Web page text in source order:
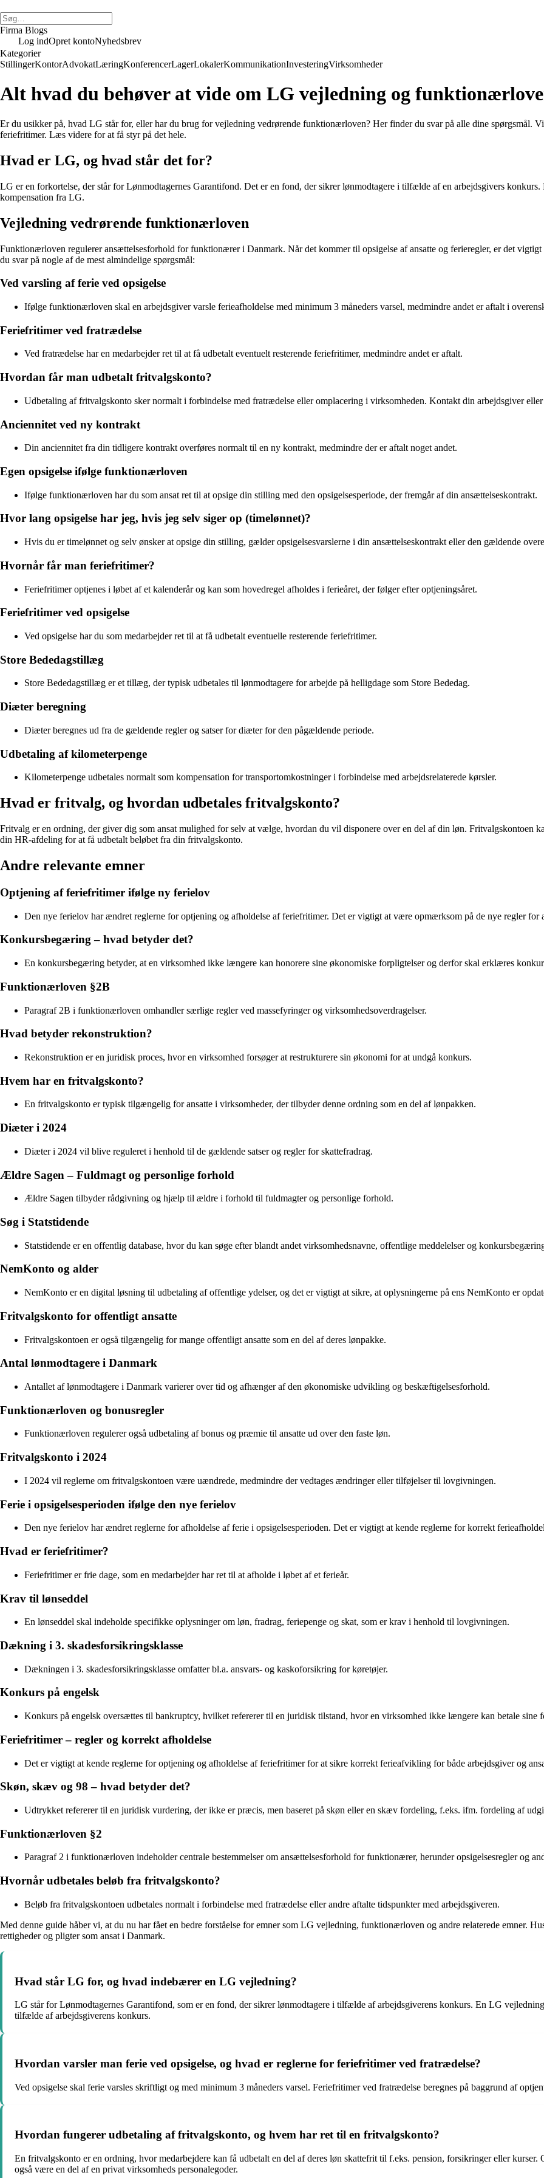
Firma Blogs
Log indOpret kontoNyhedsbrev
Kategorier
StillingerKontorAdvokatLæringKonferencerLagerLokalerKommunikationInvesteringVirksomheder
Alt hvad du behøver at vide om LG vejledning og
Er du usikker på, hvad LG står for, eller har du brug for vejledning vedrørende funktionærloven? Her finder du svar på alle dine spørgsmål.
feriefritimer. Læs videre for at få styr på det hele.
Hvad er LG, og hvad står det for?
LG er en forkortelse, der står for Lønmodtagernes Garantifond. Det er en fond, der sikrer lønmodtagere i tilfælde af en arbejdsgivers
kompensation fra LG.
Vejledning vedrørende funktionærloven
Funktionærloven regulerer ansættelsesforhold for funktionærer i Danmark. Når det kommer til opsigelse af ansatte og ferieregler, er det
du svar på nogle af de mest almindelige spørgsmål:
Ved varsling af ferie ved opsigelse
Ifølge funktionærloven skal en arbejdsgiver varsle ferieafholdelse med minimum 3 måneders varsel, medmindre andet er aftalt i
Feriefritimer ved fratrædelse
Ved fratrædelse har en medarbejder ret til at få udbetalt eventuelt resterende feriefritimer, medmindre andet er aftalt.
Hvordan får man udbetalt fritvalgskonto?
Udbetaling af fritvalgskonto sker normalt i forbindelse med fratrædelse eller omplacering i virksomheden. Kontakt din arbejdsgiver
Anciennitet ved ny kontrakt
Din anciennitet fra din tidligere kontrakt overføres normalt til en ny kontrakt, medmindre der er aftalt noget andet.
Egen opsigelse ifølge funktionærloven
Ifølge funktionærloven har du som ansat ret til at opsige din stilling med den opsigelsesperiode, der fremgår af din ansættelseskontrakt.
Hvor lang opsigelse har jeg, hvis jeg selv siger op (timelønnet)?
Hvis du er timelønnet og selv ønsker at opsige din stilling, gælder opsigelsesvarslerne i din ansættelseskontrakt eller den gældende
Hvornår får man feriefritimer?
Feriefritimer optjenes i løbet af et kalenderår og kan som hovedregel afholdes i ferieåret, der følger efter optjeningsåret.
Feriefritimer ved opsigelse
Ved opsigelse har du som medarbejder ret til at få udbetalt eventuelle resterende feriefritimer.
Store Bededagstillæg
Store Bededagstillæg er et tillæg, der typisk udbetales til lønmodtagere for arbejde på helligdage som Store Bededag.
Diæter beregning
Diæter beregnes ud fra de gældende regler og satser for diæter for den pågældende periode.
Udbetaling af kilometerpenge
Kilometerpenge udbetales normalt som kompensation for transportomkostninger i forbindelse med arbejdsrelaterede kørsler.
Hvad er fritvalg, og hvordan udbetales fritvalgskonto?
Fritvalg er en ordning, der giver dig som ansat mulighed for selv at vælge, hvordan du vil disponere over en del af din løn. Fritvalgskontoen
din HR-afdeling for at få udbetalt beløbet fra din fritvalgskonto.
Andre relevante emner
Optjening af feriefritimer ifølge ny ferielov
Den nye ferielov har ændret reglerne for optjening og afholdelse af feriefritimer. Det er vigtigt at være opmærksom på de nye regler for
Konkursbegæring – hvad betyder det?
En konkursbegæring betyder, at en virksomhed ikke længere kan honorere sine økonomiske forpligtelser og derfor skal erklæres
Funktionærloven §2B
Paragraf 2B i funktionærloven omhandler særlige regler ved massefyringer og virksomhedsoverdragelser.
Hvad betyder rekonstruktion?
Rekonstruktion er en juridisk proces, hvor en virksomhed forsøger at restrukturere sin økonomi for at undgå konkurs.
Hvem har en fritvalgskonto?
En fritvalgskonto er typisk tilgængelig for ansatte i virksomheder, der tilbyder denne ordning som en del af lønpakken.
Diæter i 2024
Diæter i 2024 vil blive reguleret i henhold til de gældende satser og regler for skattefradrag.
Ældre Sagen – Fuldmagt og personlige forhold
Ældre Sagen tilbyder rådgivning og hjælp til ældre i forhold til fuldmagter og personlige forhold.
Søg i Statstidende
Statstidende er en offentlig database, hvor du kan søge efter blandt andet virksomhedsnavne, offentlige meddelelser og
NemKonto og alder
NemKonto er en digital løsning til udbetaling af offentlige ydelser, og det er vigtigt at sikre, at oplysningerne på ens NemKonto er
Fritvalgskonto for offentligt ansatte
Fritvalgskontoen er også tilgængelig for mange offentligt ansatte som en del af deres lønpakke.
Antal lønmodtagere i Danmark
Antallet af lønmodtagere i Danmark varierer over tid og afhænger af den økonomiske udvikling og beskæftigelsesforhold.
Funktionærloven og bonusregler
Funktionærloven regulerer også udbetaling af bonus og præmie til ansatte ud over den faste løn.
Fritvalgskonto i 2024
I 2024 vil reglerne om fritvalgskontoen være uændrede, medmindre der vedtages ændringer eller tilføjelser til lovgivningen.
Ferie i opsigelsesperioden ifølge den nye ferielov
Den nye ferielov har ændret reglerne for afholdelse af ferie i opsigelsesperioden. Det er vigtigt at kende reglerne for korrekt
Hvad er feriefritimer?
Feriefritimer er frie dage, som en medarbejder har ret til at afholde i løbet af et ferieår.
Krav til lønseddel
En lønseddel skal indeholde specifikke oplysninger om løn, fradrag, feriepenge og skat, som er krav i henhold til lovgivningen.
Dækning i 3. skadesforsikringsklasse
Dækningen i 3. skadesforsikringsklasse omfatter bl.a. ansvars- og kaskoforsikring for køretøjer.
Konkurs på engelsk
Konkurs på engelsk oversættes til bankruptcy, hvilket refererer til en juridisk tilstand, hvor en virksomhed ikke længere kan betale sine
Feriefritimer – regler og korrekt afholdelse
Det er vigtigt at kende reglerne for optjening og afholdelse af feriefritimer for at sikre korrekt ferieafvikling for både arbejdsgiver og
Skøn, skæv og 98 – hvad betyder det?
Udtrykket refererer til en juridisk vurdering, der ikke er præcis, men baseret på skøn eller en skæv fordeling, f.eks. ifm. fordeling af
Funktionærloven §2
Paragraf 2 i funktionærloven indeholder centrale bestemmelser om ansættelsesforhold for funktionærer, herunder opsigelsesregler og
Hvornår udbetales beløb fra fritvalgskonto?
Beløb fra fritvalgskontoen udbetales normalt i forbindelse med fratrædelse eller andre aftalte tidspunkter med arbejdsgiveren.
Med denne guide håber vi, at du nu har fået en bedre forståelse for emner som LG vejledning, funktionærloven og andre relaterede emner.
rettigheder og pligter som ansat i Danmark.
Hvad står LG for, og hvad indebærer en LG vejledning?
LG står for Lønmodtagernes Garantifond, som er en fond, der sikrer lønmodtagere i tilfælde af arbejdsgiverens konkurs. En LG
tilfælde af arbejdsgiverens konkurs.
Hvordan varsler man ferie ved opsigelse, og hvad er reglerne for feriefritimer ved fratrædelse?
Ved opsigelse skal ferie varsles skriftligt og med minimum 3 måneders varsel. Feriefritimer ved fratrædelse beregnes på baggrund af
Hvordan fungerer udbetaling af fritvalgskonto, og hvem har ret til en fritvalgskonto?
En fritvalgskonto er en ordning, hvor medarbejdere kan få udbetalt en del af deres løn skattefrit til f.eks. pension, forsikringer eller
også være en del af en privat virksomheds personalegoder.